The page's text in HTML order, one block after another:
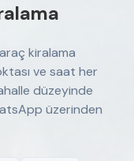
kiralama
ve saat her
düzeyinde
üzerinden